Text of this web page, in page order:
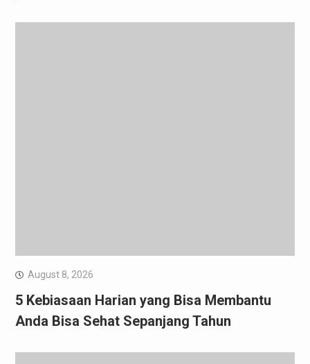
August 8, 2026
5 Kebiasaan Harian yang Bisa Membantu
Anda Bisa Sehat Sepanjang Tahun